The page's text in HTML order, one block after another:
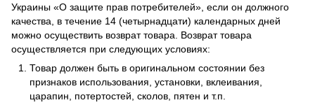
Украины «О защите прав потребителей», если он должного
качества, в течение 14 (четырнадцати) календарных дней
можно осуществить возврат товара. Возврат товара
осуществляется при следующих условиях:
Товар должен быть в оригинальном состоянии без
признаков использования, установки, вклеивания,
царапин, потертостей, сколов, пятен и т.п.